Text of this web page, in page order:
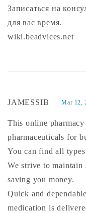
Записаться на
для вас время.
wiki.beadvices.net
JAMESSIB Mar 12,
This online
pharmaceuticals for
You can find all
We strive to maintain
saving you money.
Quick and
medication is